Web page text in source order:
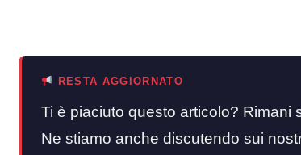
RESTA AGGIORNATO
Ti è piaciuto questo articolo? Rimani
Ne stiamo anche discutendo sui